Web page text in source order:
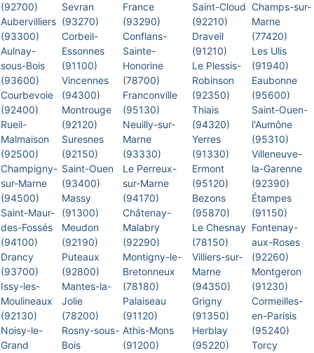
(92700)
Aubervilliers
(93300)
Aulnay-
sous-Bois
(93600)
Courbevoie
(92400)
Rueil-
Malmaison
(92500)
Champigny-
sur-Marne
(94500)
Saint-Maur-
des-Fossés
(94100)
Drancy
(93700)
Issy-les-
Moulineaux
(92130)
Noisy-le-
Grand
Sevran
(93270)
Corbeil-
Essonnes
(91100)
Vincennes
(94300)
Montrouge
(92120)
Suresnes
(92150)
Saint-Ouen
(93400)
Massy
(91300)
Meudon
(92190)
Puteaux
(92800)
Mantes-la-
Jolie
(78200)
Rosny-sous-
Bois
France
(93290)
Conflans-
Sainte-
Honorine
(78700)
Franconville
(95130)
Neuilly-sur-
Marne
(93330)
Le Perreux-
sur-Marne
(94170)
Châtenay-
Malabry
(92290)
Montigny-le-
Bretonneux
(78180)
Palaiseau
(91120)
Athis-Mons
(91200)
Saint-Cloud
(92210)
Draveil
(91210)
Le Plessis-
Robinson
(92350)
Thiais
(94320)
Yerres
(91330)
Ermont
(95120)
Bezons
(95870)
Le Chesnay
(78150)
Villiers-sur-
Marne
(94350)
Grigny
(91350)
Herblay
(95220)
Champs-sur-
Marne
(77420)
Les Ulis
(91940)
Eaubonne
(95600)
Saint-Ouen-
l'Aumône
(95310)
Villeneuve-
la-Garenne
(92390)
Étampes
(91150)
Fontenay-
aux-Roses
(92260)
Montgeron
(91230)
Cormeilles-
en-Parisis
(95240)
Torcy